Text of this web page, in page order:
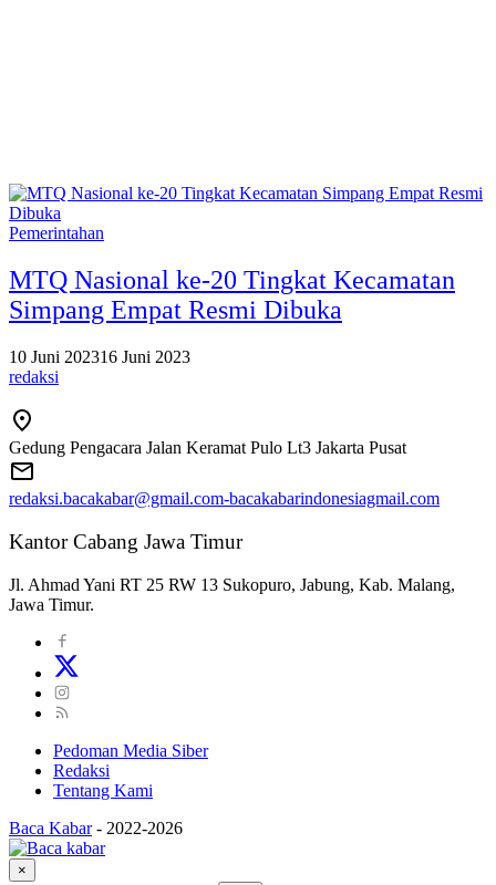
Pemerintahan
MTQ Nasional ke-20 Tingkat Kecamatan
Simpang Empat Resmi Dibuka
10 Juni 202316 Juni 2023
redaksi
Gedung Pengacara Jalan Keramat Pulo Lt3 Jakarta Pusat
redaksi.bacakabar@gmail.com-bacakabarindonesiagmail.com
Kantor Cabang Jawa Timur
Jl. Ahmad Yani RT 25 RW 13 Sukopuro, Jabung, Kab. Malang,
Jawa Timur.
Pedoman Media Siber
Redaksi
Tentang Kami
Baca Kabar - 2022-2026
×